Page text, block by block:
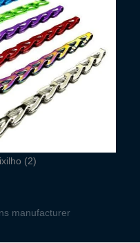
(2)
manufacturer